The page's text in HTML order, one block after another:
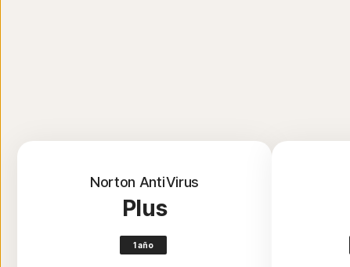
Norton AntiVirus
Plus
1 año